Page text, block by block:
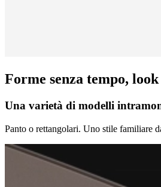
Forme senza tempo,
Una varietà di modelli
Panto o rettangolari. Uno stile familiare